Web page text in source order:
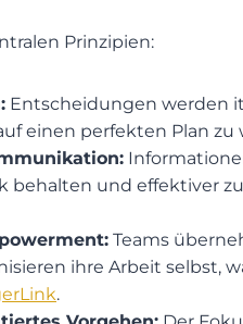
Prinzipien:
Entscheidungen werden
einen perfekten Plan zu
behalten und effektiver
Teams
ihre Arbeit selbst,
.